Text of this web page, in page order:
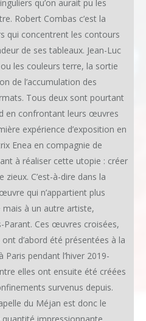
qu’on aurait pu les
Robert Combas c’est la
qui concentrent les contours
de ses tableaux. Jean-Luc
les couleurs terre, la sortie
de l’accumulation des
Tous deux sont pourtant
en confrontant leurs œuvres
expérience d’exposition en
Enea en compagnie de
à réaliser cette utopie : créer
C’est-à-dire dans la
qui n’appartient plus
mais à un autre artiste,
Parant. Ces œuvres croisées,
d’abord été présentées à la
Paris pendant l’hiver 2019-
elles ont ensuite été créées
survenus depuis.
du Méjan est donc le
quantité impressionnante